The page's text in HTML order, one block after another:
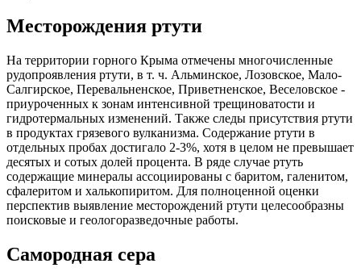
Месторождения ртути
На территории горного Крыма отмечены многочисленные
рудопроявления ртути, в т. ч. Альминское, Лозовское, Мало-
Салгирское, Перевальненское, Приветненское, Веселовское -
приуроченных к зонам интенсивной трещиноватости и
гидротермальных изменений. Также следы присутствия ртути
в продуктах грязевого вулканизма. Содержание ртути в
отдельных пробах достигало 2-3%, хотя в целом не превышает
десятых и сотых долей процента. В ряде случае ртуть
содержащие минералы ассоциированы с баритом, галенитом,
сфалеритом и халькопиритом. Для полноценной оценки
перспектив выявление месторождений ртути целесообразны
поисковые и геологоразведочные работы.
Самородная сера